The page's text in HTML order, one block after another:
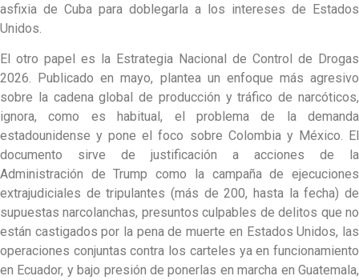
asfixia de Cuba para doblegarla a los intereses de Estados
Unidos.
El otro papel es la Estrategia Nacional de Control de Drogas
2026. Publicado en mayo, plantea un enfoque más agresivo
sobre la cadena global de producción y tráfico de narcóticos,
ignora, como es habitual, el problema de la demanda
estadounidense y pone el foco sobre Colombia y México. El
documento sirve de justificación a acciones de la
Administración de Trump como la campaña de ejecuciones
extrajudiciales de tripulantes (más de 200, hasta la fecha) de
supuestas narcolanchas, presuntos culpables de delitos que no
están castigados por la pena de muerte en Estados Unidos, las
operaciones conjuntas contra los carteles ya en funcionamiento
en Ecuador, y bajo presión de ponerlas en marcha en Guatemala,